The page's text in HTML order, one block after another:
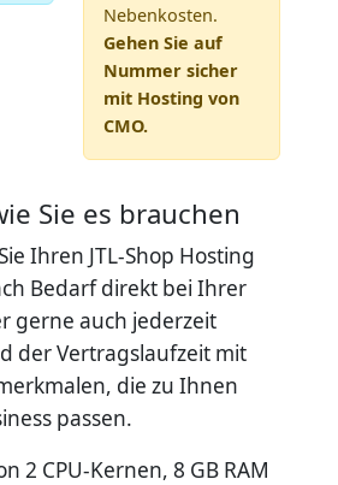
Nebenkosten.
Gehen Sie auf
Nummer sicher
mit Hosting von
CMO.
Sie es brauchen
Ihren JTL-Shop Hosting
Bedarf direkt bei Ihrer
gerne auch jederzeit
der Vertragslaufzeit mit
die zu Ihnen
passen.
2 CPU-Kernen, 8 GB RAM